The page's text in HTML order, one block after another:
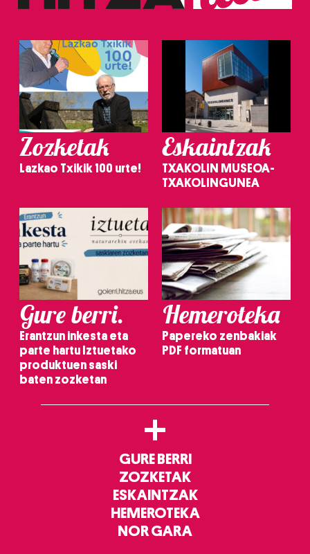
Zozketak
Lazkao Txikik 100 urte!
Eskaintzak
TXAKOLIN MUSEOA-
TXAKOLINGUNEA
Gure berri.
Erantzun inkesta eta
parte hartu Iztuetako
produktuen saski
baten zozketan
Hemeroteka
Papereko zenbakiak
PDF formatuan
+
GURE BERRI
ZOZKETAK
ESKAINTZAK
HEMEROTEKA
NOR GARA